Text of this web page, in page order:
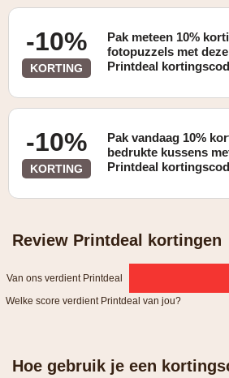
-10%
KORTING
Pak meteen 10%
fotopuzzels met deze
Printdeal
-10%
KORTING
Pak vandaag 10%
bedrukte kussens
Printdeal
Review Printdeal kortingen
Van ons verdient Printdeal
Welke score verdient Printdeal van jou?
Hoe gebruik je een